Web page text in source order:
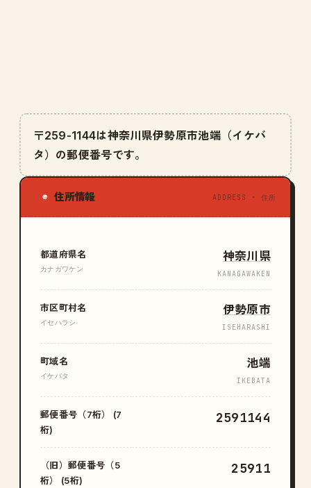
〒259-1144は神奈川県伊勢原市池端（イケバ
タ）の郵便番号です。
◉ 住所情報 ADDRESS · 住所
都道府県名
カナガワケン
神奈川県
KANAGAWAKEN
市区町村名
イセハラシ
伊勢原市
ISEHARASHI
町域名
イケバタ
池端
IKEBATA
郵便番号（7桁） (7
桁)
2591144
（旧）郵便番号（5
桁） (5桁)
25911